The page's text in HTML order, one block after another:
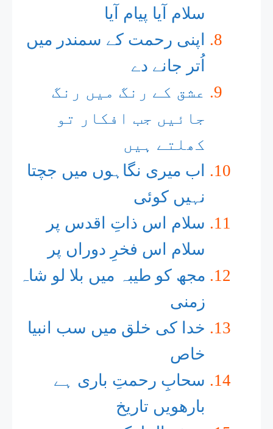
سلام آیا پیام آیا
اپنی رحمت کے سمندر میں
اُتر جانے دے
عشق کے رنگ میں رنگ
جائیں جب افکار تو
کھلتے ہیں
اب میری نگاہوں میں جچتا
نہیں کوئی
سلام اس ذاتِ اقدس پر
سلام اس فخرِ دوراں پر
مجھ کو طیبہ میں بلا لو شاہ
زمنی
خدا کی خلق میں سب انبیا
خاص
سحابِ رحمتِ باری ہے
بارھویں تاریخ